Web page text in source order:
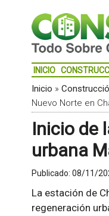
INICIO
Inicio »
Nuevo Norte en
Inicio de
urbana
Publicado: 08/11/
La estación de
regeneración